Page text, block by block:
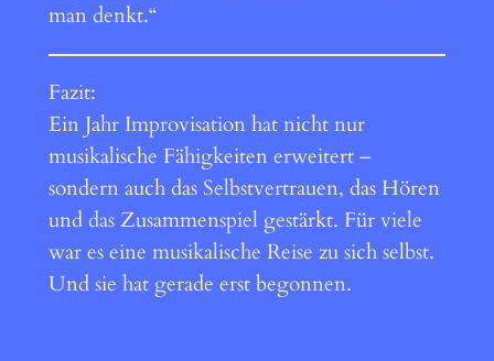
man denkt.“
Fazit:
Ein Jahr Improvisation hat nicht nur
musikalische Fähigkeiten erweitert –
sondern auch das Selbstvertrauen, das Hören
und das Zusammenspiel gestärkt. Für viele
war es eine musikalische Reise zu sich selbst.
Und sie hat gerade erst begonnen.